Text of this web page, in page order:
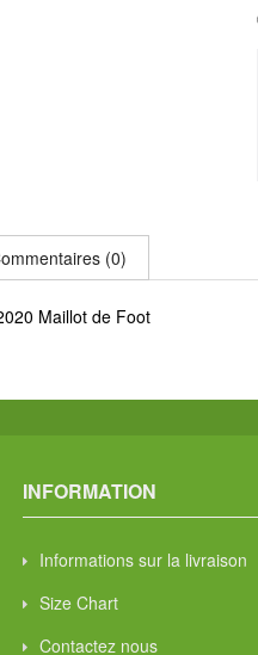
(0)
Maillot de Foot
INFORMATION
Informations sur la livraison
Size Chart
Contactez nous